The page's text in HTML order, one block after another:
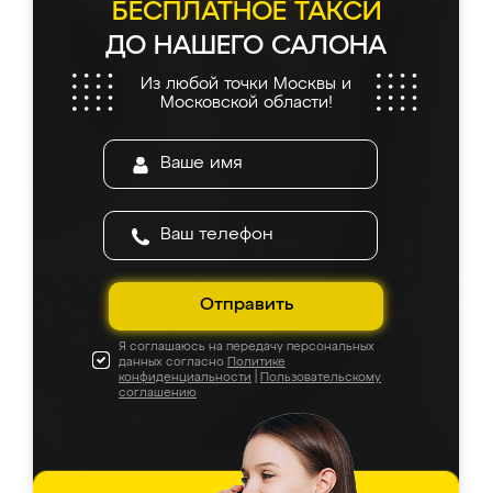
БЕСПЛАТНОЕ ТАКСИ
ДО НАШЕГО САЛОНА
Из любой точки Москвы и
Московской области!
Отправить
Я соглашаюсь на передачу персональных
данных согласно Политике
конфиденциальности
Пользовательскому
соглашению